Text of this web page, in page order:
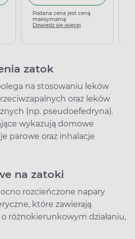
Podana cena jest ceną
maksymalną
Dowiedz się więcej
zatok
na stosowaniu leków
oraz leków
(np. pseudoefedryna).
wykazują domowe
parowe oraz inhalacje
na zatoki
rozcieńczone napary
które zawierają
różnokierunkowym działaniu,